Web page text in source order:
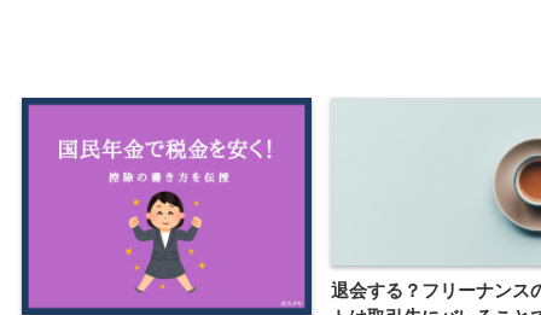
退会する？フリーナンス